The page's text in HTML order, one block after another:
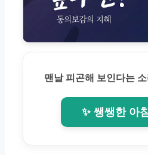
맨날 피곤해 보인다는
✨ 쌩쌩한 아